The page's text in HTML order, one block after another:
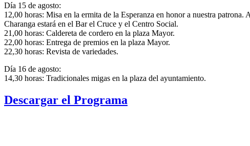
Día 15 de agosto:
12,00 horas: Misa en la ermita de la Esperanza en honor a nuestra patrona.
Charanga estará en el Bar el Cruce y el Centro Social.
21,00 horas: Caldereta de cordero en la plaza Mayor.
22,00 horas: Entrega de premios en la plaza Mayor.
22,30 horas: Revista de variedades.
Día 16 de agosto:
14,30 horas: Tradicionales migas en la plaza del ayuntamiento.
Descargar el Programa